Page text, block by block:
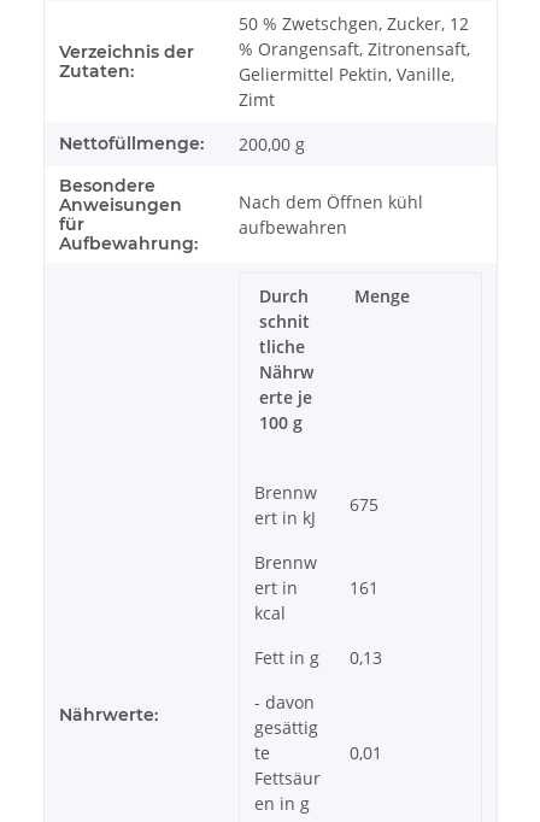
Verzeichnis der
Zutaten:
50 % Zwetschgen, Zucker, 12
% Orangensaft, Zitronensaft,
Geliermittel Pektin, Vanille,
Zimt
Nettofüllmenge: 200,00 g
Besondere
Anweisungen
für
Aufbewahrung:
Nach dem Öffnen kühl
aufbewahren
Nährwerte:
Durch
schnit
tliche
Nährw
erte je
100 g
Menge
Brennw
ert in kJ
675
Brennw
ert in
kcal
161
Fett in g
0,13
- davon
gesättig
te
Fettsäur
en in g
0,01